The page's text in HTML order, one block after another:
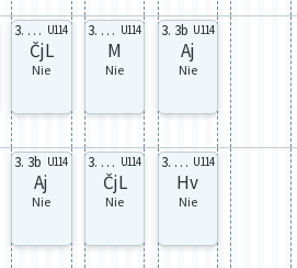
3. celá U114
ČjL
Nie
3. celá U114
M
Nie
3. 3b U114
Aj
Nie
3. 3b U114
Aj
Nie
3. celá U114
ČjL
Nie
3. celá U114
Hv
Nie